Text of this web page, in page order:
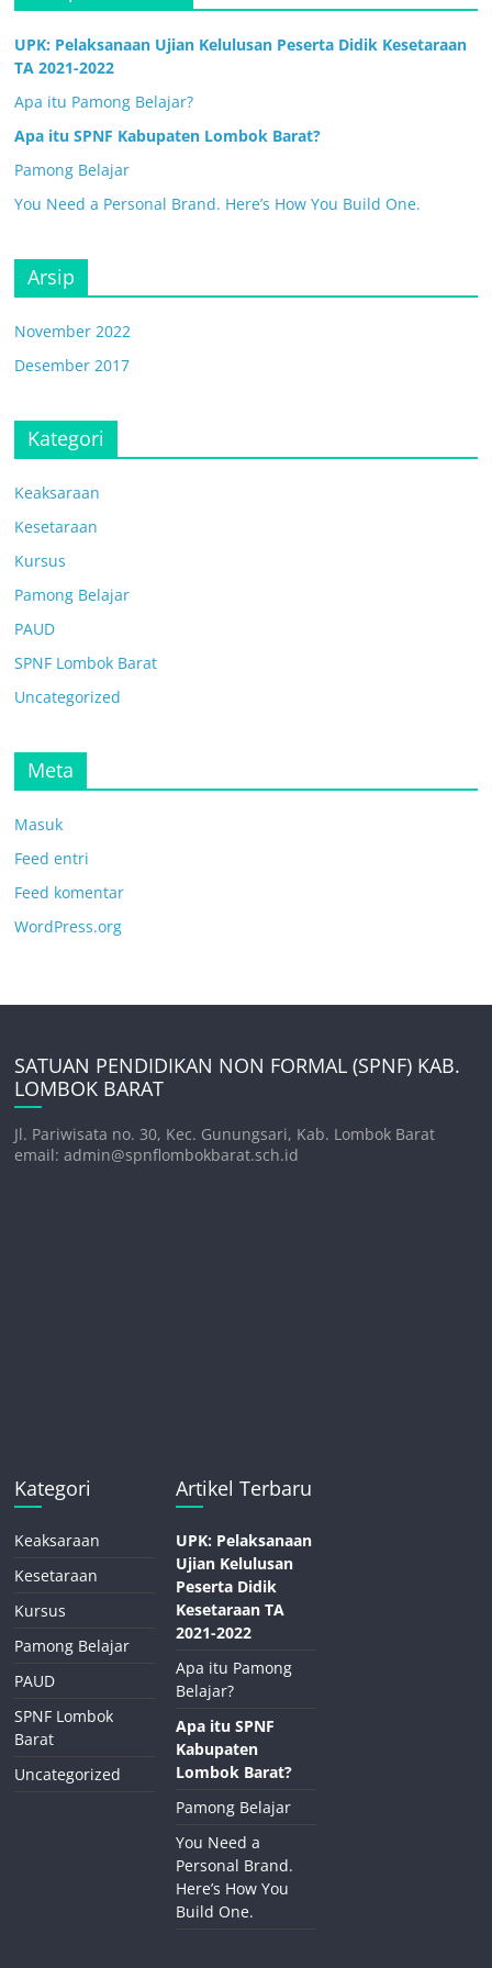
UPK: Pelaksanaan Ujian Kelulusan Peserta Didik Kesetaraan
TA 2021-2022
Apa itu Pamong Belajar?
Apa itu SPNF Kabupaten Lombok Barat?
Pamong Belajar
You Need a Personal Brand. Here’s How You Build One.
Arsip
November 2022
Desember 2017
Kategori
Keaksaraan
Kesetaraan
Kursus
Pamong Belajar
PAUD
SPNF Lombok Barat
Uncategorized
Meta
Masuk
Feed entri
Feed komentar
WordPress.org
SATUAN PENDIDIKAN NON FORMAL (SPNF) KAB.
LOMBOK BARAT
Jl. Pariwisata no. 30, Kec. Gunungsari, Kab. Lombok Barat
email: admin@spnflombokbarat.sch.id
Kategori
Keaksaraan
Kesetaraan
Kursus
Pamong Belajar
PAUD
SPNF Lombok
Barat
Uncategorized
Artikel Terbaru
UPK: Pelaksanaan
Ujian Kelulusan
Peserta Didik
Kesetaraan TA
2021-2022
Apa itu Pamong
Belajar?
Apa itu SPNF
Kabupaten
Lombok Barat?
Pamong Belajar
You Need a
Personal Brand.
Here’s How You
Build One.